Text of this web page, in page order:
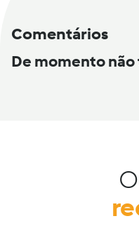
Comentários
De momento